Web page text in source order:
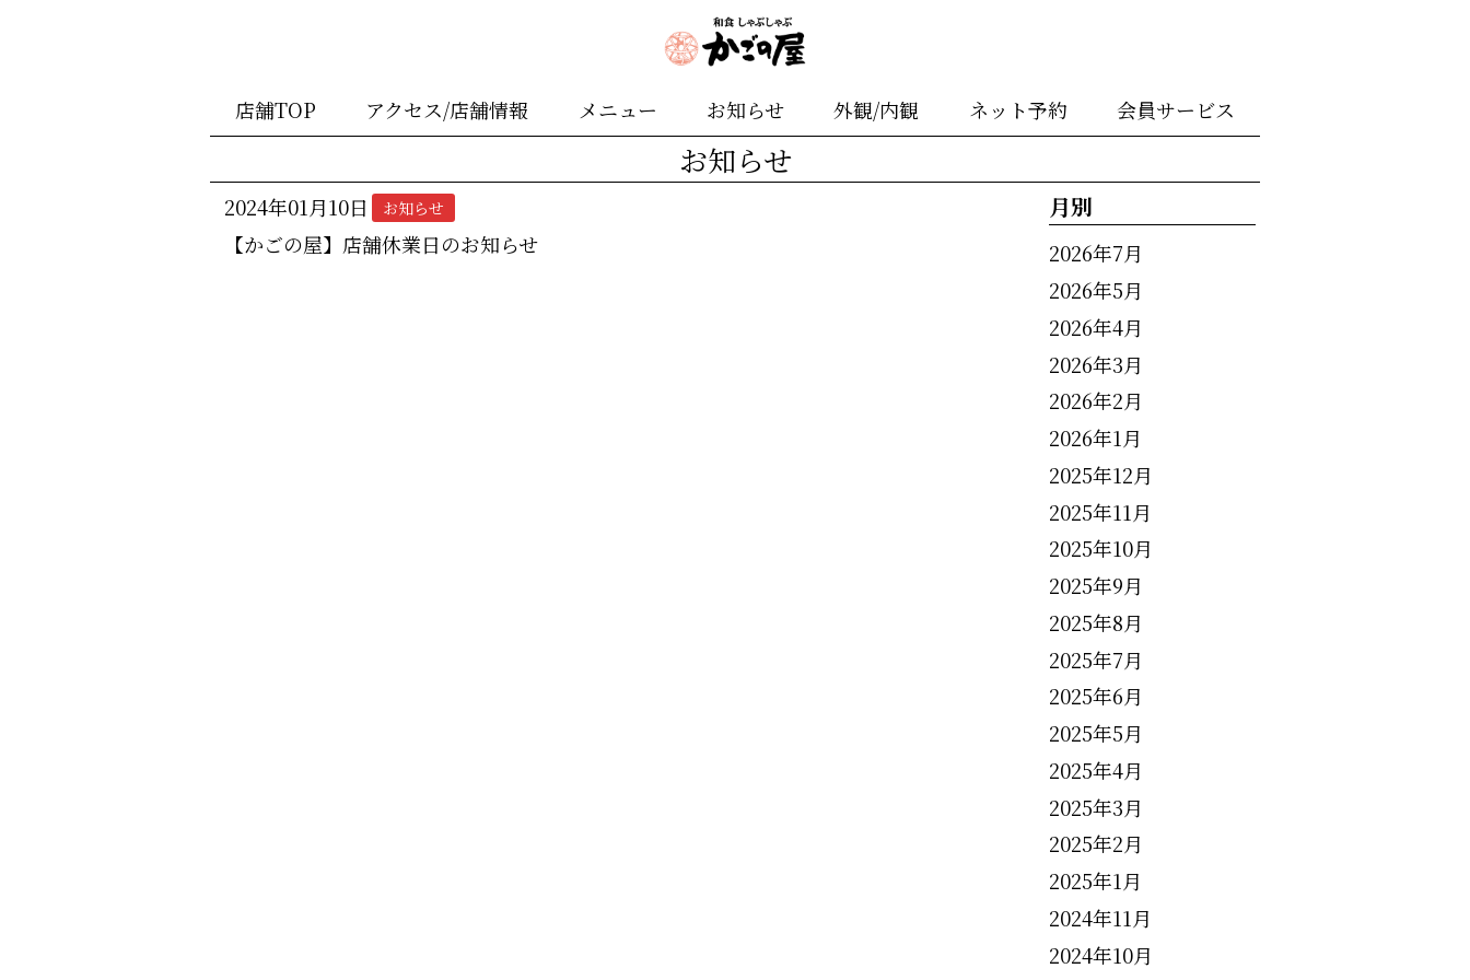
店舗TOP アクセス/店舗情報 メニュー お知らせ 外観/内観 ネット予約 会員サービス
お知らせ
2024年01月10日 お知らせ
【かごの屋】店舗休業日のお知らせ
月別
2026年7月
2026年5月
2026年4月
2026年3月
2026年2月
2026年1月
2025年12月
2025年11月
2025年10月
2025年9月
2025年8月
2025年7月
2025年6月
2025年5月
2025年4月
2025年3月
2025年2月
2025年1月
2024年11月
2024年10月